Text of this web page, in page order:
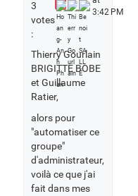
3
votes
:
3:42 PM
Thierry Gourlain
BRIGITTE BOBE
et Guillaume
Ratier,
alors pour
"automatiser ce
groupe"
d'administrateur,
voilà ce que j'ai
fait dans mes